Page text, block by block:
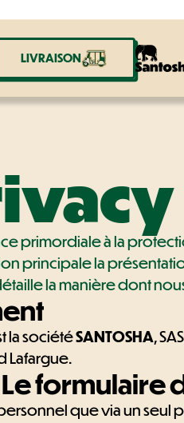
LIVRAISON
primordiale à la
principale la
la manière dont
la sociétéSANTOSHA,
Lafargue.
formulaire
que via un seul